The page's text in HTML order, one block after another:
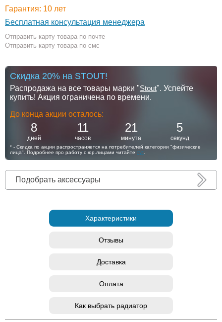
Гарантия: 10 лет
Бесплатная консультация менеджера
Отправить карту товара по почте
Отправить карту товара по смс
Скидка 20% на STOUT!
Распродажа на все товары марки "Stout". Успейте
купить! Акция ограничена по времени.
До конца акции осталось:
8
дней
11
часов
21
минута
5
секунд
* - Скидка по акции распространяется на потребителей категории "физические
лица". Подробнее про работу с юр.лицами читайте тут
Подобрать аксессуары
Характеристики
Отзывы
Доставка
Оплата
Как выбрать радиатор